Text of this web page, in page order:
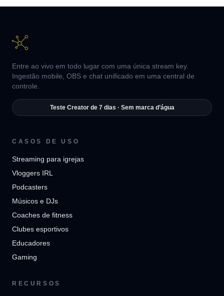
Entre ao vivo em todo lugar com uma única stream key.
Ingestão mobile, OBS e chat unificado em uma central de
controle.
Teste Creator de 7 dias · Sem marca d’água
CASOS DE USO
Streaming para igrejas
Vloggers IRL
Podcasters
Músicos e DJs
Coaches de fitness
Clubes esportivos
Educadores
Gaming
RECURSOS